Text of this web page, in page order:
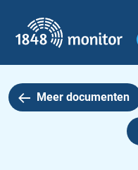
Hoofdmenu
Meer documenten